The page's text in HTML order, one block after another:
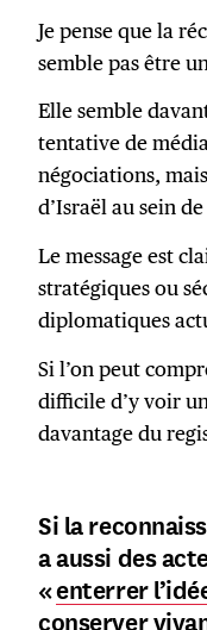
Je pense que la
semble pas être
Elle semble
tentative de
négociations,
d’Israël au sein
Le message est
stratégiques ou
diplomatiques
Si l’on peut
difficile d’y voir
davantage du
Si la
a aussi des
«enterrer
conserver